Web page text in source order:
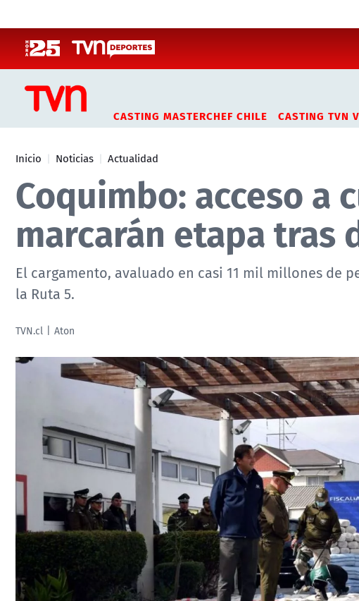
CASTING MASTERCHEF CHILE CASTING TVN
Inicio Noticias Actualidad
Coquimbo: acceso a
marcarán etapa tras
El cargamento, avaluado en casi 11 mil millones de
la Ruta 5.
TVN.cl Aton